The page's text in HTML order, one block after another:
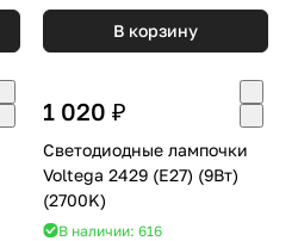
В корзину
1 020 ₽
Светодиодные лампочки
Voltega 2429 (E27) (9Вт)
(2700K)
В наличии: 616